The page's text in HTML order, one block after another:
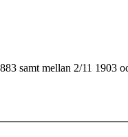
samt mellan 2/11 1903